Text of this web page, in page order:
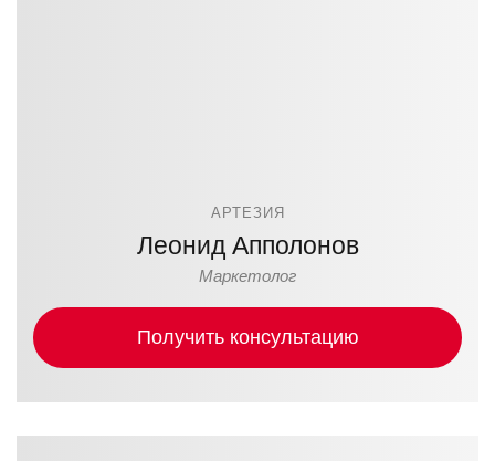
АРТЕЗИЯ
Леонид Апполонов
Маркетолог
Получить консультацию